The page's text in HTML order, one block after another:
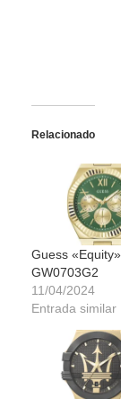
Relacionado
Guess
GW0703G2
11/04/2024
Entrada similar